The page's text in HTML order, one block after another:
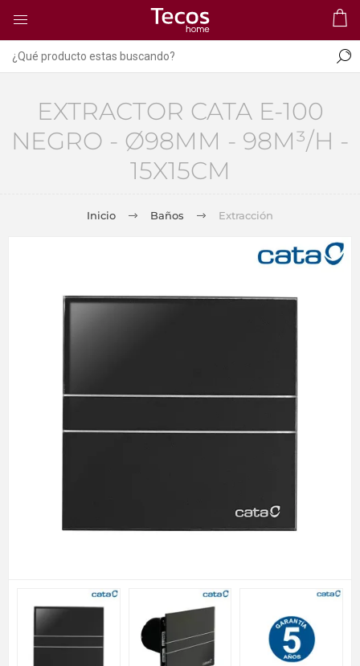
EXTRACTOR CATA E-100
NEGRO - Ø98MM - 98M³/H -
15X15CM
Inicio Baños Extracción